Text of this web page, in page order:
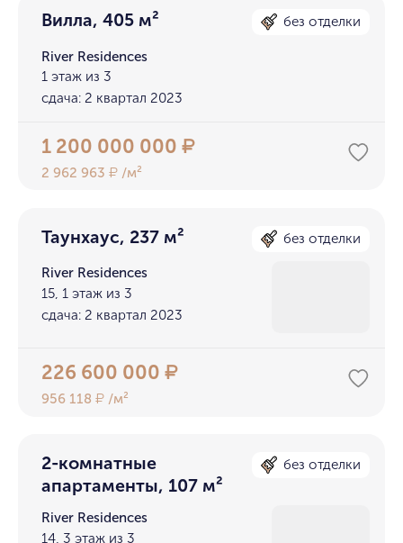
Вилла, 405 м² без отделки
River Residences
1 этаж из 3
сдача: 2 квартал 2023
1 200 000 000₽
2 962 963₽ /м²
Таунхаус, 237 м² без отделки
River Residences
15, 1 этаж из 3
сдача: 2 квартал 2023
226 600 000₽
956 118₽ /м²
2-комнатные
апартаменты, 107 м²
без отделки
River Residences
14, 3 этаж из 3